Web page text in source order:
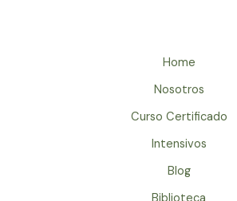
Home
Nosotros
Curso Certificado
Intensivos
Blog